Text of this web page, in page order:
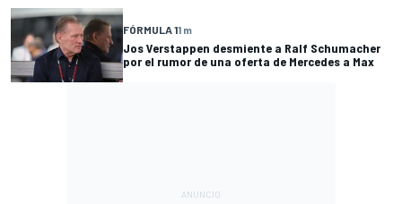
FÓRMULA 11 m
Jos Verstappen desmiente a Ralf Schumacher
por el rumor de una oferta de Mercedes a Max